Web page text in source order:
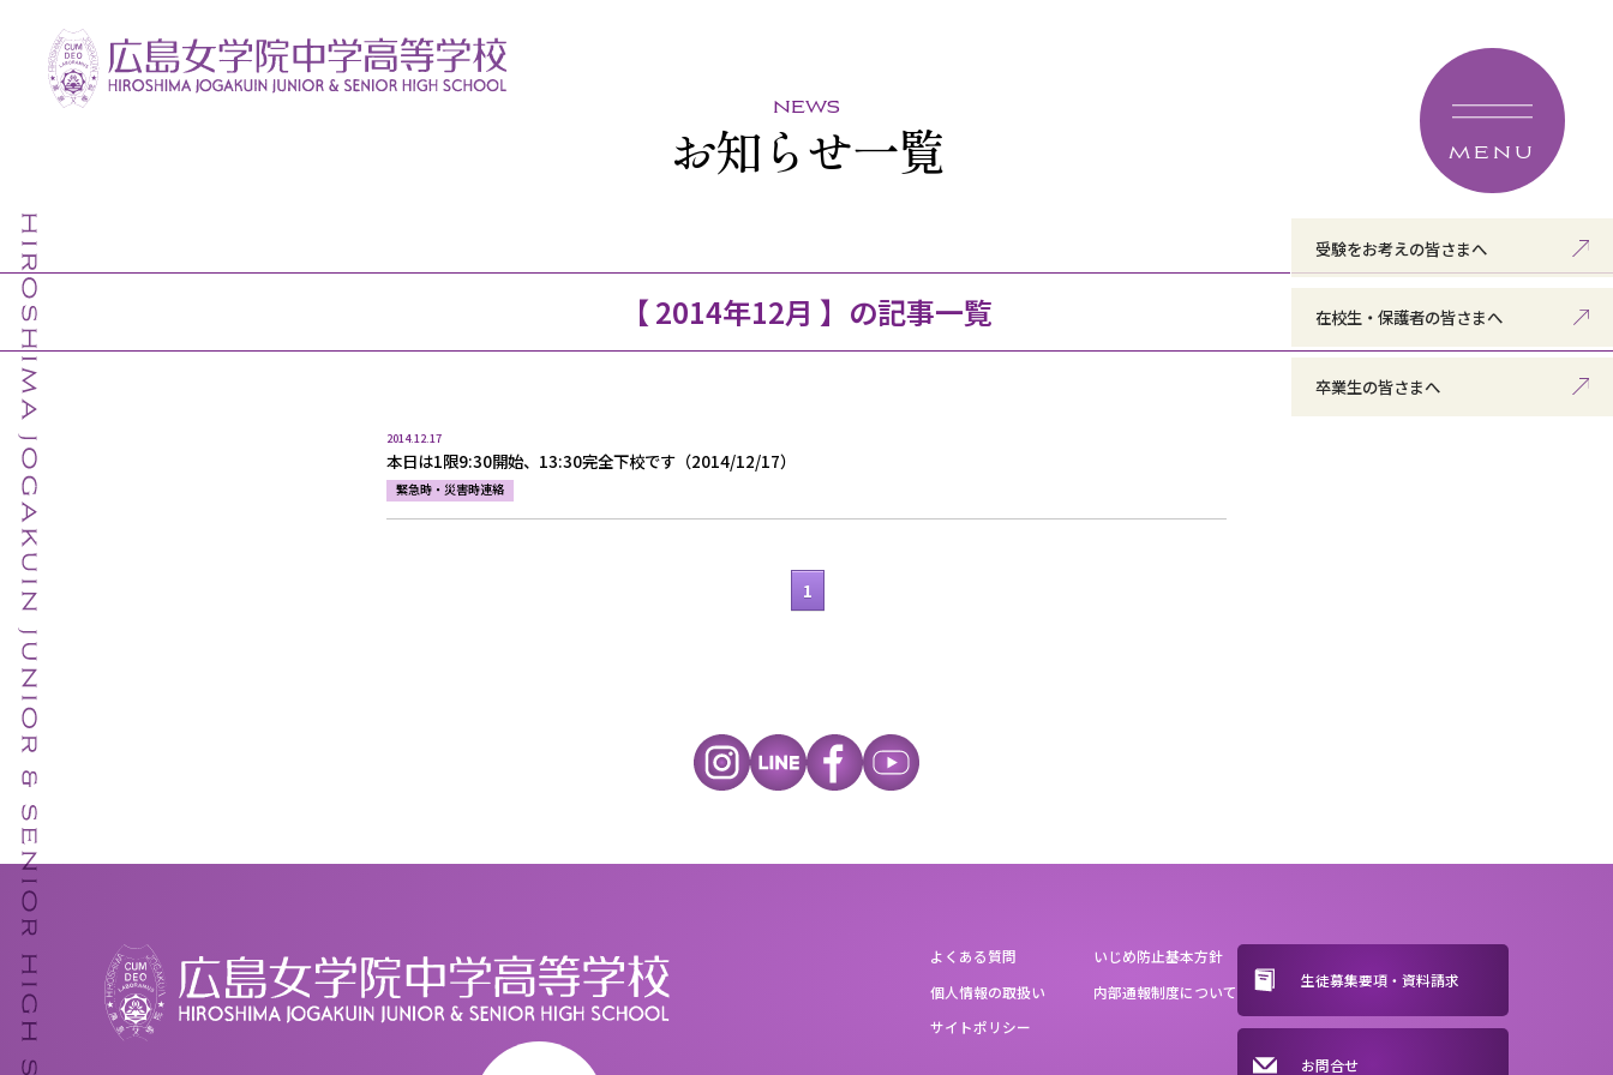
MENU
受験をお考えの皆さまへ
在校生・保護者の皆さまへ
卒業生の皆さまへ
news
お知らせ一覧
【 2014年12月 】の記事一覧
2014.12.17
本日は1限9:30開始、13:30完全下校です（2014/12/17）
緊急時・災害時連絡
1
よくある質問
個人情報の取扱い
サイトポリシー
いじめ防止基本方針
内部通報制度について
生徒募集要項・資料請求
お問合せ